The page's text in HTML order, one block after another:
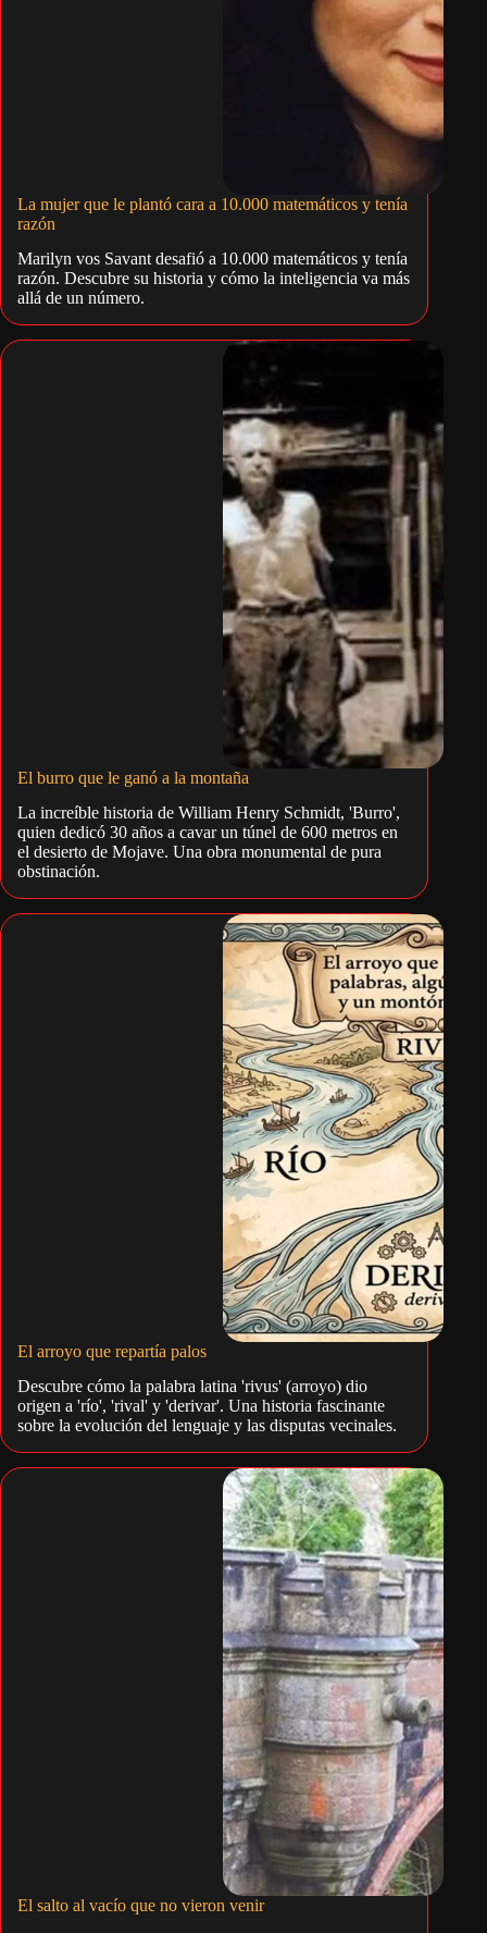
La mujer que le plantó cara a 10.000 matemáticos y tenía
razón
Marilyn vos Savant desafió a 10.000 matemáticos y tenía
razón. Descubre su historia y cómo la inteligencia va más
allá de un número.
El burro que le ganó a la montaña
La increíble historia de William Henry Schmidt, 'Burro',
quien dedicó 30 años a cavar un túnel de 600 metros en
el desierto de Mojave. Una obra monumental de pura
obstinación.
El arroyo que repartía palos
Descubre cómo la palabra latina 'rivus' (arroyo) dio
origen a 'río', 'rival' y 'derivar'. Una historia fascinante
sobre la evolución del lenguaje y las disputas vecinales.
El salto al vacío que no vieron venir